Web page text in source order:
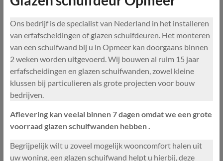
Ons bedrijf is de specialist van Nederland in het installeren
van erfafscheidingen of glazen schuifdeuren. Het monteren
van een schuifwand bij u in Opmeer kan doorgaans binnen
2 weken worden uitgevoerd. Wij bouwen al ruim 15 jaar
erfafscheidingen en glazen schuifwanden, zowel kleine
klussen bij particulieren als grote projecten voor bouw
bedrijven.
Aflevering kan veelal binnen 7 dagen omdat we een grote
voorraad glazen schuifwanden hebben .
Begrijpelijk wilt u zoveel mogelijk wooncomfort halen uit
uw woning, een glazen schuifwand helpt u hierbij, deze